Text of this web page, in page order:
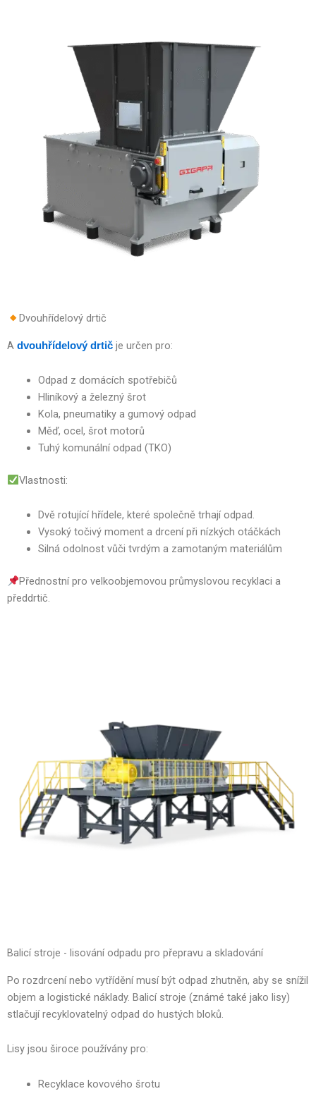
Dvouhřídelový drtič
A dvouhřídelový drtič je určen pro:
Odpad z domácích spotřebičů
Hliníkový a železný šrot
Kola, pneumatiky a gumový odpad
Měď, ocel, šrot motorů
Tuhý komunální odpad (TKO)
Vlastnosti:
Dvě rotující hřídele, které společně trhají odpad.
Vysoký točivý moment a drcení při nízkých otáčkách
Silná odolnost vůči tvrdým a zamotaným materiálům
Přednostní pro velkoobjemovou průmyslovou recyklaci a
předdrtič.
Balicí stroje - lisování odpadu pro přepravu a skladování
Po rozdrcení nebo vytřídění musí být odpad zhutněn, aby se snížil
objem a logistické náklady. Balicí stroje (známé také jako lisy)
stlačují recyklovatelný odpad do hustých bloků.
Lisy jsou široce používány pro:
Recyklace kovového šrotu